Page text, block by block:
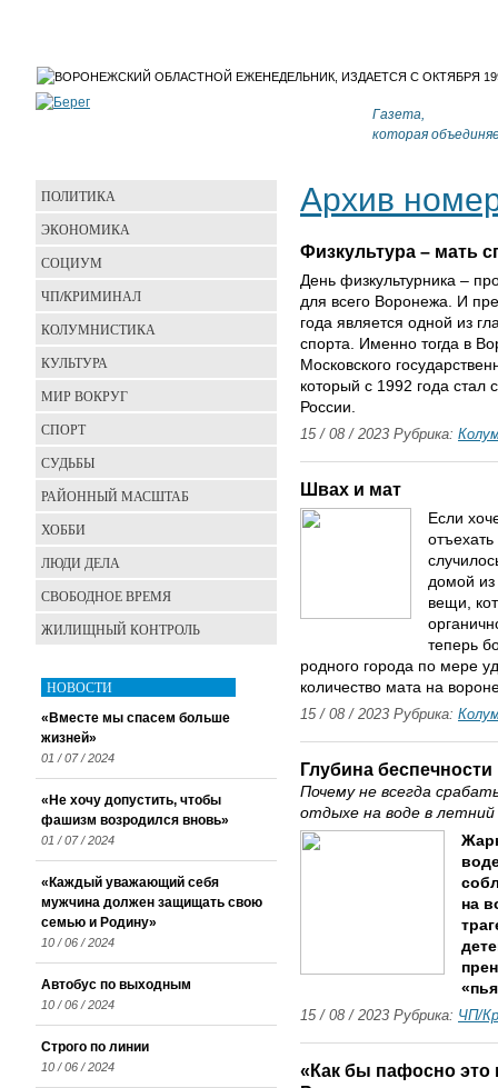
Газета,
которая
Архив
Физкультура – мать
День физкультурника –
для всего Воронежа. И
года является одной из
спорта. Именно тогда в
Московского
который с 1992 года стал
России.
15 / 08 / 2023 Рубрика:
Швах и мат
Если
домой из
вещи,
теперь
родного города по мере
количество мата на
15 / 08 / 2023 Рубрика:
Глубина беспечности
Почему не всегда
отдыхе на воде в летний
на
15 / 08 / 2023 Рубрика: ЧП/
«Как бы пафосно это
ПОЛИТИКА
ЭКОНОМИКА
СОЦИУМ
ЧП/КРИМИНАЛ
КОЛУМНИСТИКА
КУЛЬТУРА
МИР ВОКРУГ
СПОРТ
СУДЬБЫ
РАЙОННЫЙ МАСШТАБ
ХОББИ
ЛЮДИ ДЕЛА
СВОБОДНОЕ ВРЕМЯ
ЖИЛИЩНЫЙ КОНТРОЛЬ
НОВОСТИ
«Вместе мы спасем больше
жизней»
01 / 07 / 2024
«Не хочу допустить, чтобы
фашизм возродился вновь»
01 / 07 / 2024
«Каждый уважающий себя
мужчина должен защищать свою
семью и Родину»
10 / 06 / 2024
Автобус по выходным
10 / 06 / 2024
Строго по линии
10 / 06 / 2024